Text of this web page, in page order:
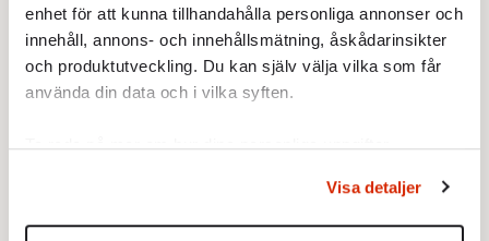
enhet för att kunna tillhandahålla personliga annonser och
innehåll, annons- och innehållsmätning, åskådarinsikter
och produktutveckling. Du kan själv välja vilka som får
använda din data och i vilka syften.
Ta reda på mer om hur dina personliga uppgifter
Du kan ändra eller dra tillbaka ditt samtycke när som
helst från cookie-förklaringen.
Visa detaljer
förlora till slut. Låt oss hoppas att Scania
sedan får svenska ägare och som är bättre an
de tidigare!